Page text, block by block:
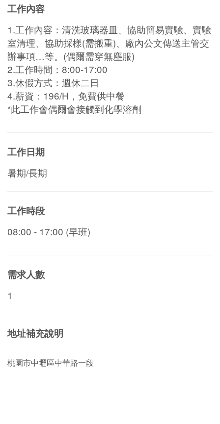
工作內容
1.工作內容：清洗玻璃器皿、協助簡易實驗、實驗
室清理、協助採樣(需搬重)、廠內公文傳送主管交
辦事項…等。(偶爾需穿無塵服)
2.工作時間：8:00-17:00
3.休假方式：週休二日
4.薪資：196/H，免費供中餐
*此工作會偶爾會接觸到化學溶劑
工作日期
暑期/長期
工作時段
08:00 - 17:00 (早班)
需求人數
1
地址補充說明
桃園市中壢區中華路一段